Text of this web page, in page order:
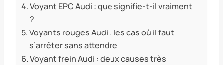
Voyant EPC Audi : que signifie-t-il vraiment
?
Voyants rouges Audi : les cas où il faut
s’arrêter sans attendre
Voyant frein Audi : deux causes très